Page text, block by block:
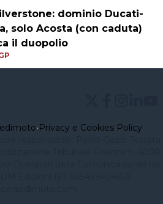
dominio Ducati-
solo Acosta (con caduta)
il duopolio
•Privacy e Cookies Policy